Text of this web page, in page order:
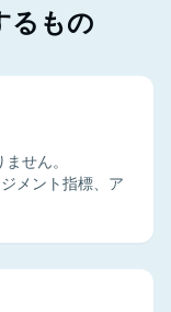
るもの
せん。
メント指標、ア